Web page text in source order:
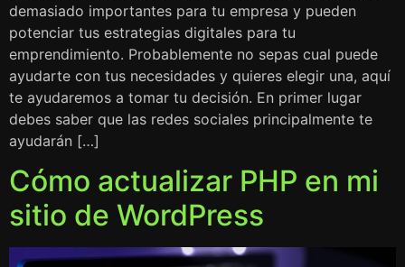
demasiado importantes para tu empresa y pueden
potenciar tus estrategias digitales para tu
emprendimiento. Probablemente no sepas cual puede
ayudarte con tus necesidades y quieres elegir una, aquí
te ayudaremos a tomar tu decisión. En primer lugar
debes saber que las redes sociales principalmente te
ayudarán […]
Cómo actualizar PHP en mi
sitio de WordPress